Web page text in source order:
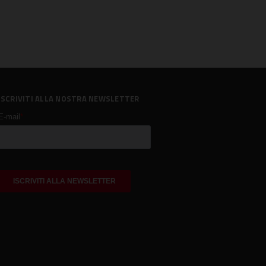
ALLA NOSTRA NEWSLETTER